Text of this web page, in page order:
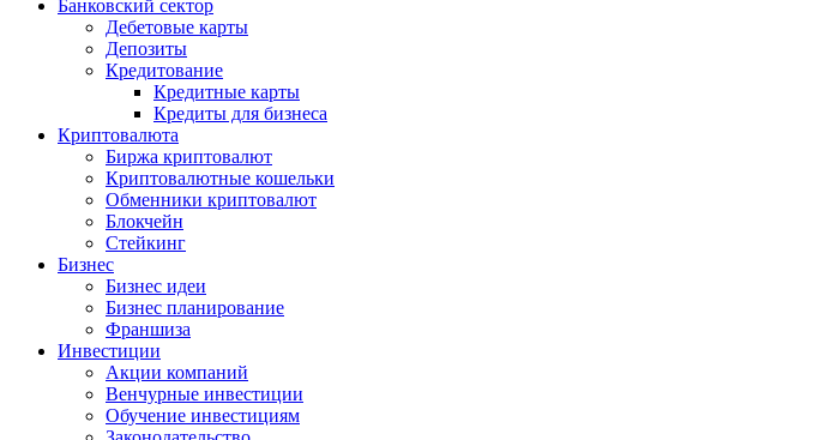
Банковский сектор
Дебетовые карты
Депозиты
Кредитование
Кредитные карты
Кредиты для бизнеса
Криптовалюта
Биржа криптовалют
Криптовалютные кошельки
Обменники криптовалют
Блокчейн
Стейкинг
Бизнес
Бизнес идеи
Бизнес планирование
Франшиза
Инвестиции
Акции компаний
Венчурные инвестиции
Обучение инвестициям